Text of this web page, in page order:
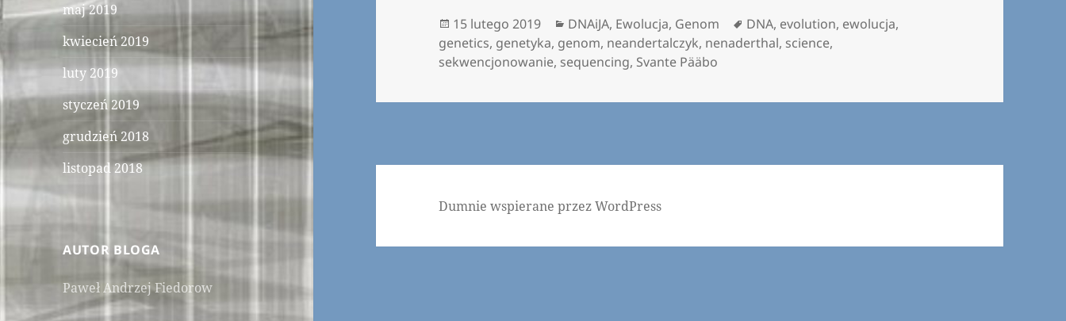
maj 2019
kwiecień 2019
luty 2019
styczeń 2019
grudzień 2018
listopad 2018
AUTOR BLOGA
Paweł Andrzej Fiedorow
Data
publikacji
15 lutego 2019 Kategorie
DNAiJA, Ewolucja, Genom Tagi
DNA, evolution, ewolucja,
genetics, genetyka, genom, neandertalczyk, nenaderthal, science,
sekwencjonowanie, sequencing, Svante Pääbo
Dumnie wspierane przez WordPress